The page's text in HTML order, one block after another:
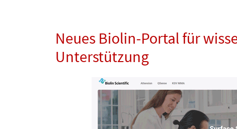
Neues Biolin-Portal für
Unterstützung